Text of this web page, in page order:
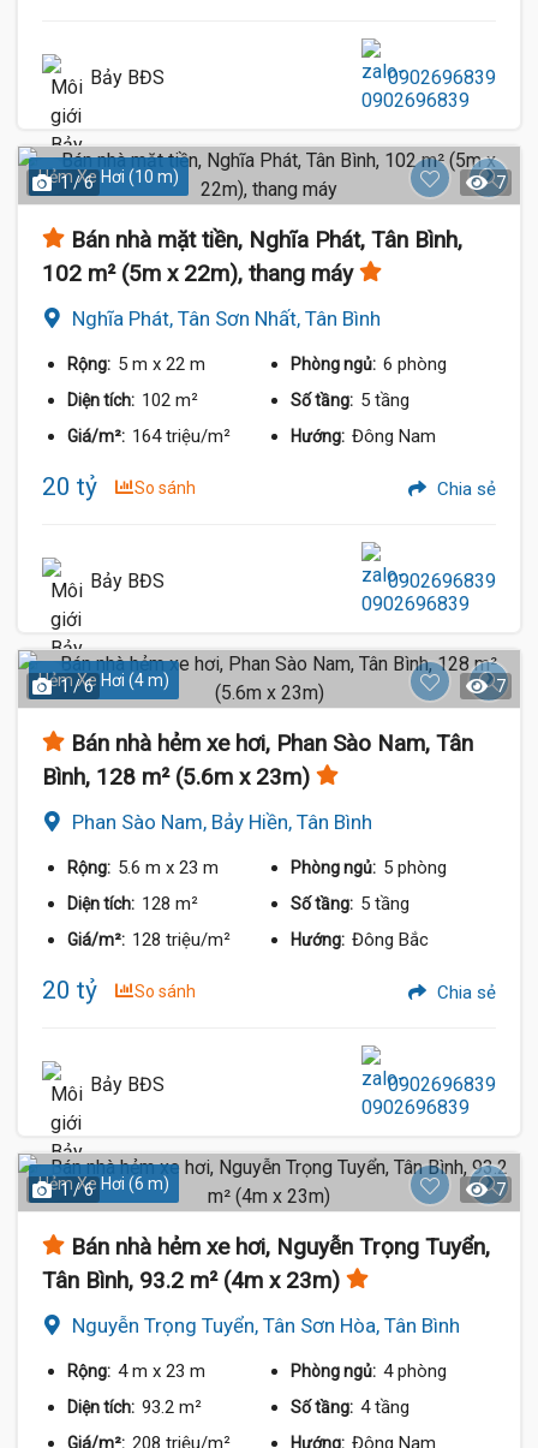
Bảy BĐS 0902696839
Hẻm Xe Hơi (10 m)
1 / 6 7
Bán nhà mặt tiền, Nghĩa Phát, Tân Bình,
102 m² (5m x 22m), thang máy
Nghĩa Phát, Tân Sơn Nhất, Tân Bình
Rộng: 5 m x 22 m Phòng ngủ: 6 phòng
Diện tích: 102 m² Số tầng: 5 tầng
Giá/m²: 164 triệu/m² Hướng: Đông Nam
20 tỷ So sánh Chia sẻ
Bảy BĐS 0902696839
Hẻm Xe Hơi (4 m)
1 / 6 7
Bán nhà hẻm xe hơi, Phan Sào Nam, Tân
Bình, 128 m² (5.6m x 23m)
Phan Sào Nam, Bảy Hiền, Tân Bình
Rộng: 5.6 m x 23 m Phòng ngủ: 5 phòng
Diện tích: 128 m² Số tầng: 5 tầng
Giá/m²: 128 triệu/m² Hướng: Đông Bắc
20 tỷ So sánh Chia sẻ
Bảy BĐS 0902696839
Hẻm Xe Hơi (6 m)
1 / 6 7
Bán nhà hẻm xe hơi, Nguyễn Trọng Tuyển,
Tân Bình, 93.2 m² (4m x 23m)
Nguyễn Trọng Tuyển, Tân Sơn Hòa, Tân Bình
Rộng: 4 m x 23 m Phòng ngủ: 4 phòng
Diện tích: 93.2 m² Số tầng: 4 tầng
Giá/m²: 208 triệu/m² Hướng: Đông Nam